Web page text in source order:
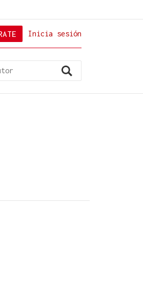
Inicia sesión